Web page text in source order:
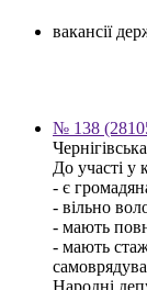
вакансії
№ 138
До участі у
- є
- вільно
- мають
- мають
Народні